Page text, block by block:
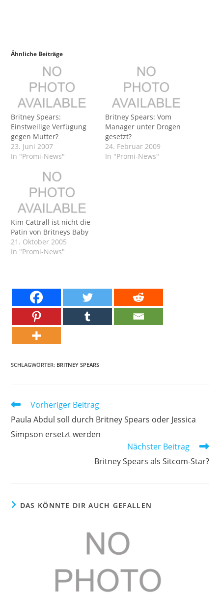
Ähnliche Beiträge
Britney Spears:
Einstweilige Verfügung
gegen Mutter?
23. Juni 2007
In "Promi-News"
Britney Spears: Vom
Manager unter Drogen
gesetzt?
24. Februar 2009
In "Promi-News"
Kim Cattrall ist nicht die
Patin von Britneys Baby
21. Oktober 2005
In "Promi-News"
SCHLAGWÖRTER: BRITNEY SPEARS
Weitere
ansehen
Vorheriger Beitrag
Paula Abdul soll durch Britney Spears oder Jessica
Simpson ersetzt werden
Nächster Beitrag
Britney Spears als Sitcom-Star?
DAS KÖNNTE DIR AUCH GEFALLEN